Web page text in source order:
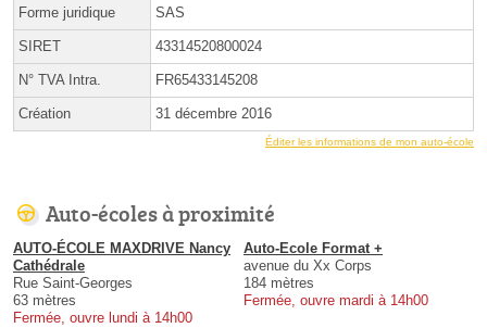
Forme juridique SAS
SIRET 43314520800024
N° TVA Intra. FR65433145208
Création 31 décembre 2016
Éditer les informations de mon auto-école
Auto-écoles à proximité
AUTO-ÉCOLE MAXDRIVE Nancy
Cathédrale
Rue Saint-Georges
63 mètres
Fermée, ouvre lundi à 14h00
Auto-Ecole Format +
avenue du Xx Corps
184 mètres
Fermée, ouvre mardi à 14h00